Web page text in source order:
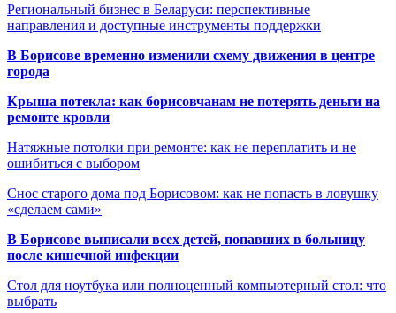
Региональный бизнес в Беларуси: перспективные
направления и доступные инструменты поддержки
В Борисове временно изменили схему движения в центре
города
Крыша потекла: как борисовчанам не потерять деньги на
ремонте кровли
Натяжные потолки при ремонте: как не переплатить и не
ошибиться с выбором
Снос старого дома под Борисовом: как не попасть в ловушку
«сделаем сами»
В Борисове выписали всех детей, попавших в больницу
после кишечной инфекции
Стол для ноутбука или полноценный компьютерный стол: что
выбрать